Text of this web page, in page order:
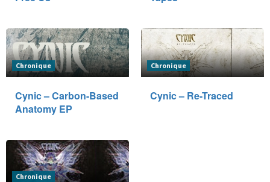
Chronique
Cynic – Carbon-Based
Anatomy EP
Chronique
Cynic – Re-Traced
Chronique